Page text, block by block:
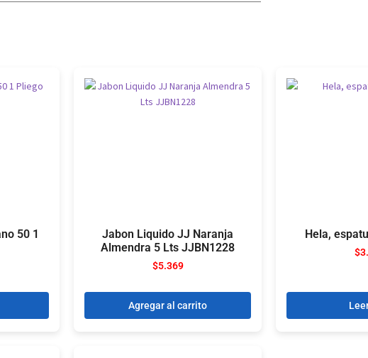
50 1
Jabon Liquido JJ Naranja
Almendra 5 Lts JJBN1228
$5.369
Agregar al carrito
Hela,
$